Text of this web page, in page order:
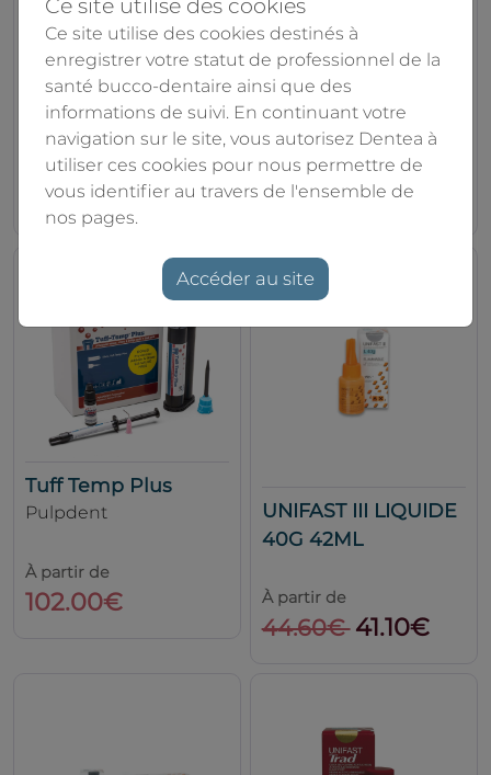
Structur 3
Voco
À partir de
46.10€
Tempsmart DC
GC
À partir de
87.90€65.90€
Tuff Temp Plus
Pulpdent
À partir de
102.00€
UNIFAST III LIQUIDE
40G 42ML
À partir de
44.60€ 41.10€
Ce site utilise des cookies
Ce site utilise des cookies destinés à
enregistrer votre statut de professionnel de la
santé bucco-dentaire ainsi que des
informations de suivi. En continuant votre
navigation sur le site, vous autorisez Dentea à
utiliser ces cookies pour nous permettre de
vous identifier au travers de l'ensemble de
nos pages.
Accéder au site